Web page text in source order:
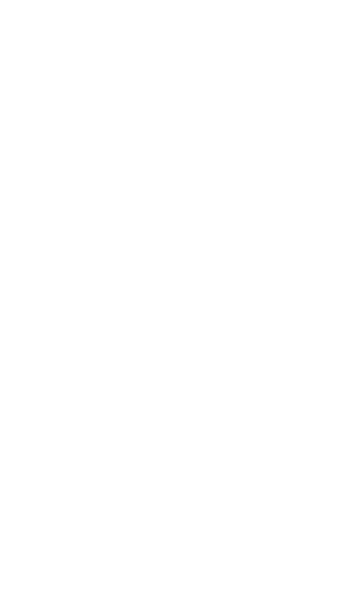
El Granada CF
pretemporada
segunda semana
La plantilla del equipo
13 jugadores, se someterá a los